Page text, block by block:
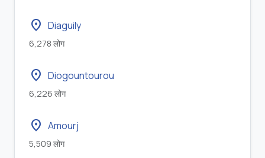
location_on Diaguily
6,278 लोग
location_on Diogountourou
6,226 लोग
location_on Amourj
5,509 लोग